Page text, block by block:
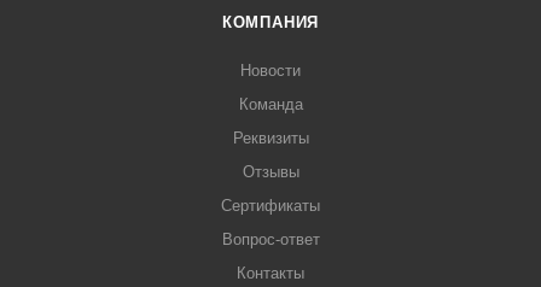
КОМПАНИЯ
Новости
Команда
Реквизиты
Отзывы
Сертификаты
Вопрос-ответ
Контакты